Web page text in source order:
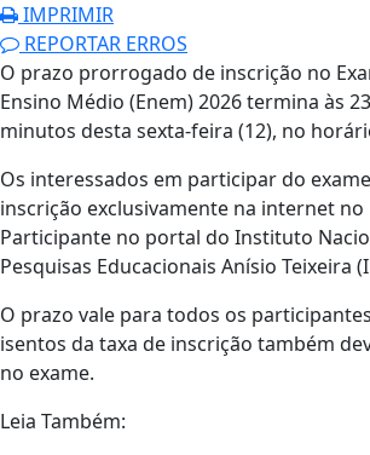
IMPRIMIR
REPORTAR ERROS
O prazo prorrogado de inscrição no
Ensino Médio (Enem) 2026 termina às
minutos desta sexta-feira (12), no
Os interessados em participar do
inscrição exclusivamente na internet no
Participante no portal do Instituto
Pesquisas Educacionais Anísio Teixeira
O prazo vale para todos os
isentos da taxa de inscrição também
no exame.
Leia Também: